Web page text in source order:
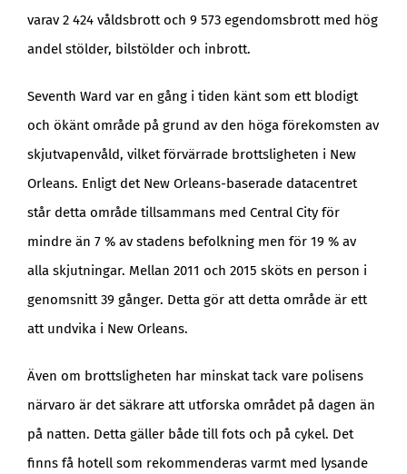
varav 2 424 våldsbrott och 9 573 egendomsbrott med hög
andel stölder, bilstölder och inbrott.
Seventh Ward var en gång i tiden känt som ett blodigt
och ökänt område på grund av den höga förekomsten av
skjutvapenvåld, vilket förvärrade brottsligheten i New
Orleans. Enligt det New Orleans-baserade datacentret
står detta område tillsammans med Central City för
mindre än 7 % av stadens befolkning men för 19 % av
alla skjutningar. Mellan 2011 och 2015 sköts en person i
genomsnitt 39 gånger. Detta gör att detta område är ett
att undvika i New Orleans.
Även om brottsligheten har minskat tack vare polisens
närvaro är det säkrare att utforska området på dagen än
på natten. Detta gäller både till fots och på cykel. Det
finns få hotell som rekommenderas varmt med lysande